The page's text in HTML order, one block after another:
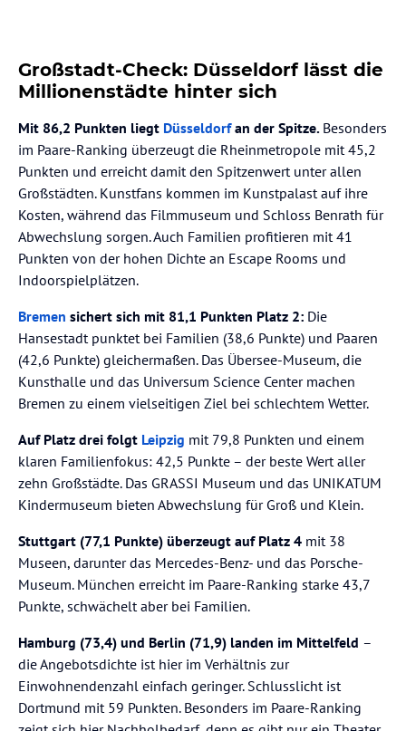
Großstadt-Check: Düsseldorf lässt die
Millionenstädte hinter sich
Mit 86,2 Punkten liegt Düsseldorfan der Spitze. Besonders
im Paare-Ranking überzeugt die Rheinmetropole mit 45,2
Punkten und erreicht damit den Spitzenwert unter allen
Großstädten. Kunstfans kommen im Kunstpalast auf ihre
Kosten, während das Filmmuseum und Schloss Benrath für
Abwechslung sorgen. Auch Familien profitieren mit 41
Punkten von der hohen Dichte an Escape Rooms und
Indoorspielplätzen.
Bremen sichert sich mit 81,1 Punkten Platz 2: Die
Hansestadt punktet bei Familien (38,6 Punkte) und Paaren
(42,6 Punkte) gleichermaßen. Das Übersee-Museum, die
Kunsthalle und das Universum Science Center machen
Bremen zu einem vielseitigen Ziel bei schlechtem Wetter.
Auf Platz drei folgt Leipzig mit 79,8 Punkten und einem
klaren Familienfokus: 42,5 Punkte – der beste Wert aller
zehn Großstädte. Das GRASSI Museum und das UNIKATUM
Kindermuseum bieten Abwechslung für Groß und Klein.
Stuttgart (77,1 Punkte) überzeugt auf Platz 4 mit 38
Museen, darunter das Mercedes-Benz- und das Porsche-
Museum. München erreicht im Paare-Ranking starke 43,7
Punkte, schwächelt aber bei Familien.
Hamburg (73,4) und Berlin (71,9) landen im Mittelfeld –
die Angebotsdichte ist hier im Verhältnis zur
Einwohnendenzahl einfach geringer. Schlusslicht ist
Dortmund mit 59 Punkten. Besonders im Paare-Ranking